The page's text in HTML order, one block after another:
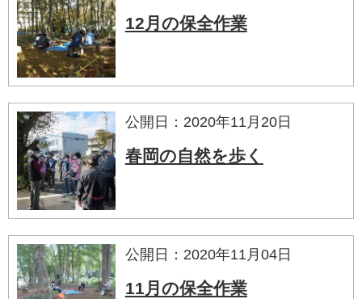
12月の保全作業
公開日：2020年11月20日
春岡の自然を歩く
公開日：2020年11月04日
11月の保全作業